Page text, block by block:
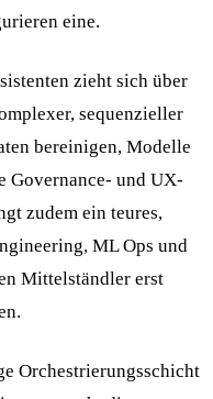
eine.
zieht sich über
sequenzieller
bereinigen, Modelle
Governance- und UX-
zudem ein teures,
ML Ops und
Mittelständler erst
Orchestrierungsschicht